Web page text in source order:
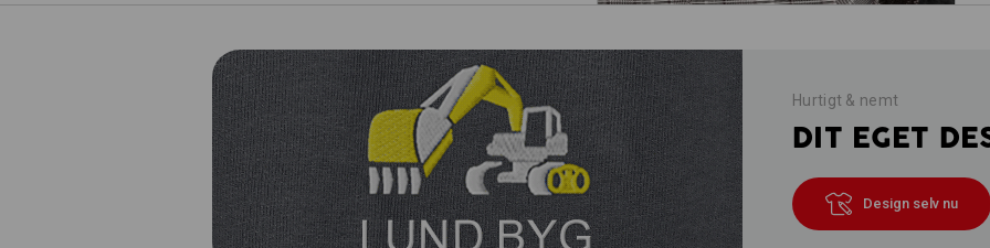
Hurtigt & nemt
DIT EGET
Design selv nu